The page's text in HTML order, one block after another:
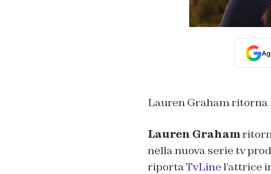
Lauren Graham ritorna
Lauren Graham
nella nuova serie tv
riportaTvLinel’attrice